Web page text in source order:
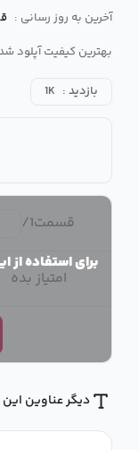
آخرین به روز رسانی :
بهترین کیفیت آپلود
بازدید : 1K
قسمت1
/
امتیاز بده
برای استفاده
دیگر عناوین این